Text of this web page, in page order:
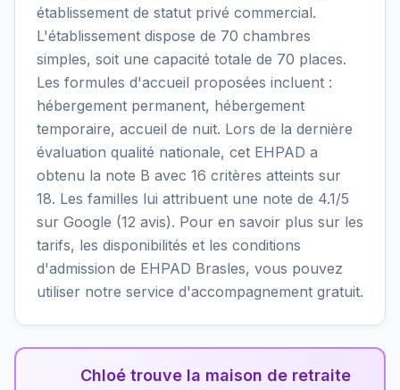
établissement de statut privé commercial.
L'établissement dispose de 70 chambres
simples, soit une capacité totale de 70 places.
Les formules d'accueil proposées incluent :
hébergement permanent, hébergement
temporaire, accueil de nuit. Lors de la dernière
évaluation qualité nationale, cet EHPAD a
obtenu la note B avec 16 critères atteints sur
18. Les familles lui attribuent une note de 4.1/5
sur Google (12 avis). Pour en savoir plus sur les
tarifs, les disponibilités et les conditions
d'admission de EHPAD Brasles, vous pouvez
utiliser notre service d'accompagnement gratuit.
Chloé trouve la maison de retraite